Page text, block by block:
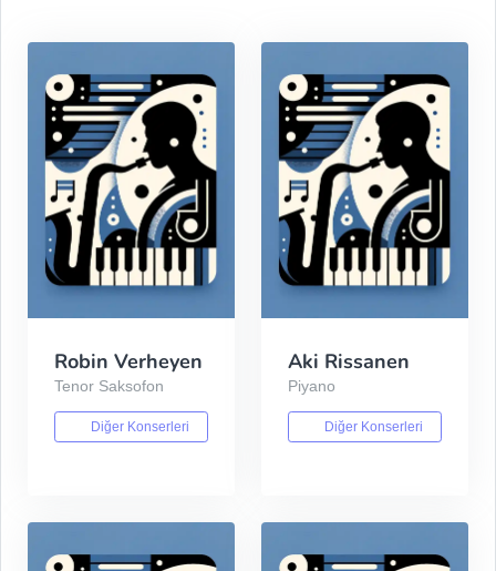
Robin Verheyen
Tenor Saksofon
Diğer Konserleri
Aki Rissanen
Piyano
Diğer Konserleri